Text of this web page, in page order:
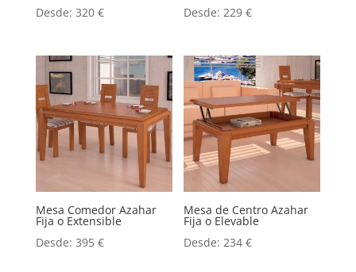
Desde: 320 €
Desde:229€
Mesa Comedor Azahar
Fija o Extensible
Desde: 395 €
Mesa de Centro Azahar
Fija o Elevable
Desde:234€